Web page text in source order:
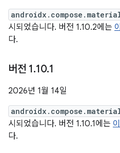
시되었습니다. 버전 1.10.2에는
다.
버전 1.10.1
2026년 1월 14일
시되었습니다. 버전 1.10.1에는
다.